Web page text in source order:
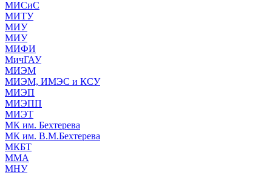
МИСиС
МИТУ
МИУ
МИУ
МИФИ
МичГАУ
МИЭМ
МИЭМ, ИМЭС и КСУ
МИЭП
МИЭПП
МИЭТ
МК им. Бехтерева
МК им. В.М.Бехтерева
МКБТ
ММА
МНУ